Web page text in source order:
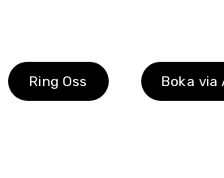
Ring Oss Boka via